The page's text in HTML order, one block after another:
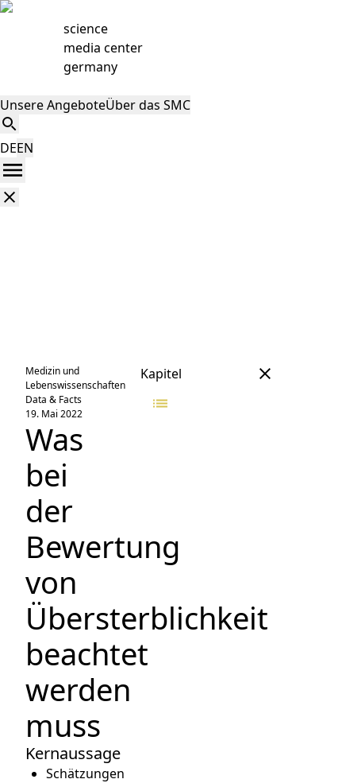
science
media center
germany
Unsere AngeboteÜber das SMC
DEEN
Medizin und
Lebenswissenschaften
Data & Facts
19. Mai 2022
Was
bei
der
Bewertung
von
Übersterblichkeit
beachtet
werden
muss
Kernaussage
Schätzungen
Kapitel